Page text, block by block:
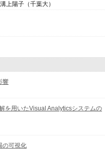
上陽子（千葉大）
響
を用いたVisual Analyticsシステムの
の可視化